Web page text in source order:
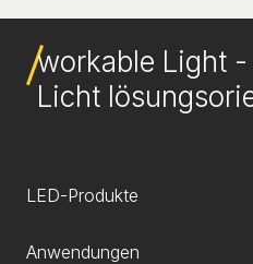
workable Light
Licht
LED-Produkte
Anwendungen